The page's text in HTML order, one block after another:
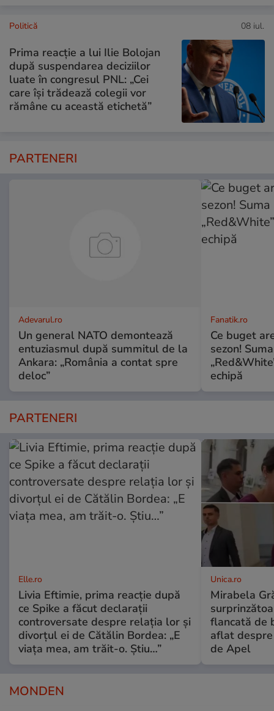
Politică 08 iul.
Prima reacție a lui Ilie Bolojan
după suspendarea deciziilor
luate în congresul PNL: „Cei
care își trădează colegii vor
rămâne cu această etichetă”
PARTENERI
Adevarul.ro
Un general NATO demontează
entuziasmul după summitul de la
Ankara: „România a contat spre
deloc”
Fanatik.ro
Ce buget
sezon!
echipă
PARTENERI
Elle.ro
Livia Eftimie, prima reacție după
ce Spike a făcut declarații
controversate despre relația lor și
divorțul ei de Cătălin Bordea: „E
viața mea, am trăit-o. Știu…”
Unica.ro
Mirabela
flancată de
aflat
de Apel
MONDEN